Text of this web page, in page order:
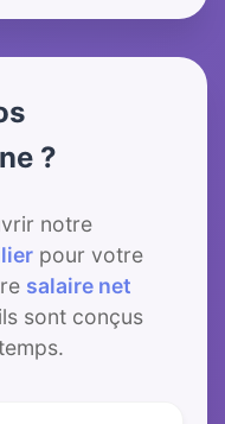
?
notre
pour votre
salaire net
sont conçus